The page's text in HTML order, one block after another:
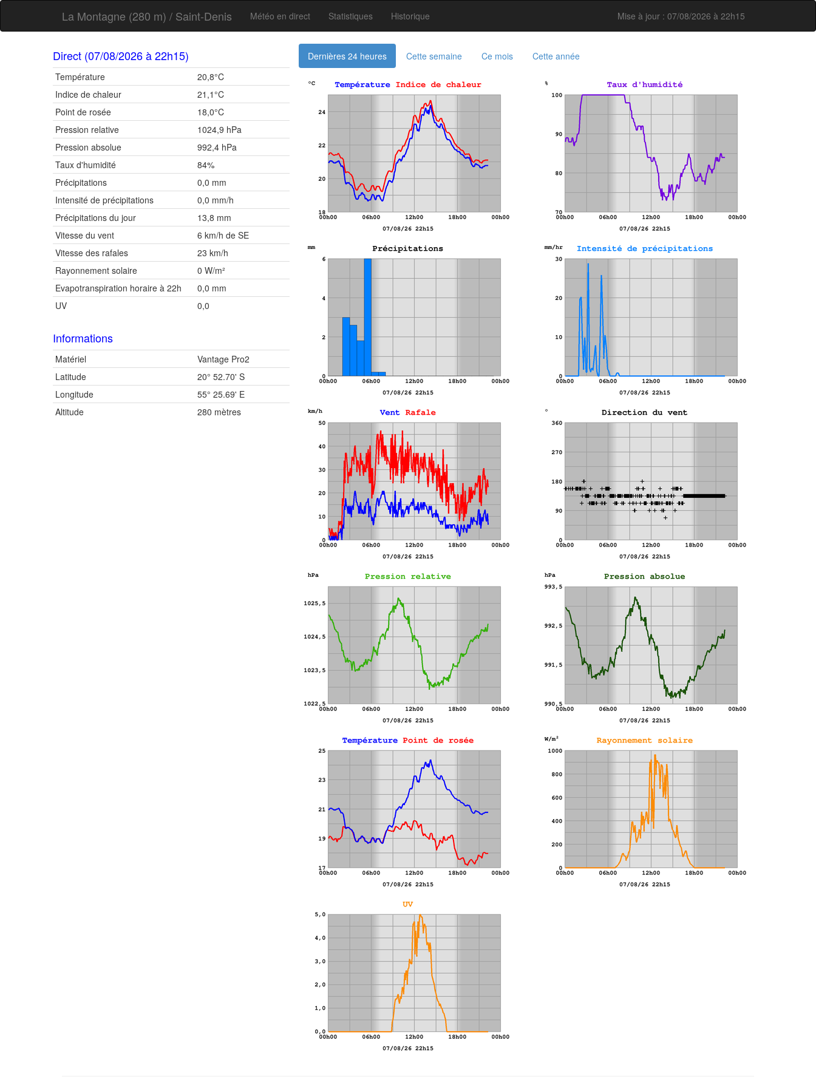
La Montagne (280 m) / Saint-Denis Météo en direct Statistiques Historique Mise à jour : 07/08/2026 à 22h15
Direct (07/08/2026 à 22h15)
Température
20,8°C
Indice de chaleur
21,1°C
Point de rosée
18,0°C
Pression relative
1024,9 hPa
Pression absolue
992,4 hPa
Taux d'humidité
84%
Précipitations
0,0 mm
Intensité de précipitations
0,0 mm/h
Précipitations du jour
13,8 mm
Vitesse du vent
6 km/h de SE
Vitesse des rafales
23 km/h
Rayonnement solaire
0 W/m²
Evapotranspiration horaire à 22h
0,0 mm
UV
0,0
Informations
Matériel
Vantage Pro2
Latitude
20° 52.70' S
Longitude
55° 25.69' E
Altitude
280 mètres
Dernières 24 heures Cette semaine Ce mois Cette année